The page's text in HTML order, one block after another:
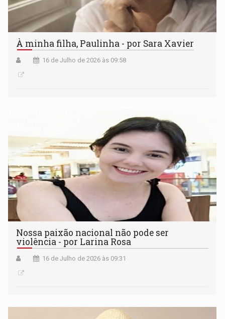
À minha filha, Paulinha - por Sara Xavier
16 de Julho de 2026 às 09:58
Nossa paixão nacional não pode ser
violência - por Larina Rosa
16 de Julho de 2026 às 09:31